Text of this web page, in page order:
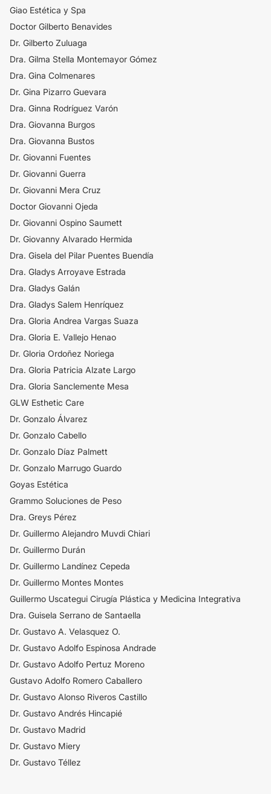
Giao Estética y Spa
Doctor Gilberto Benavides
Dr. Gilberto Zuluaga
Dra. Gilma Stella Montemayor Gómez
Dra. Gina Colmenares
Dr. Gina Pizarro Guevara
Dra. Ginna Rodríguez Varón
Dra. Giovanna Burgos
Dra. Giovanna Bustos
Dr. Giovanni Fuentes
Dr. Giovanni Guerra
Dr. Giovanni Mera Cruz
Doctor Giovanni Ojeda
Dr. Giovanni Ospino Saumett
Dr. Giovanny Alvarado Hermida
Dra. Gisela del Pilar Puentes Buendía
Dra. Gladys Arroyave Estrada
Dra. Gladys Galán
Dra. Gladys Salem Henríquez
Dra. Gloria Andrea Vargas Suaza
Dra. Gloria E. Vallejo Henao
Dr. Gloria Ordoñez Noriega
Dra. Gloria Patricia Alzate Largo
Dra. Gloria Sanclemente Mesa
GLW Esthetic Care
Dr. Gonzalo Álvarez
Dr. Gonzalo Cabello
Dr. Gonzalo Díaz Palmett
Dr. Gonzalo Marrugo Guardo
Goyas Estética
Grammo Soluciones de Peso
Dra. Greys Pérez
Dr. Guillermo Alejandro Muvdi Chiari
Dr. Guillermo Durán
Dr. Guillermo Landínez Cepeda
Dr. Guillermo Montes Montes
Guillermo Uscategui Cirugía Plástica y Medicina Integrativa
Dra. Guisela Serrano de Santaella
Dr. Gustavo A. Velasquez O.
Dr. Gustavo Adolfo Espinosa Andrade
Dr. Gustavo Adolfo Pertuz Moreno
Gustavo Adolfo Romero Caballero
Dr. Gustavo Alonso Riveros Castillo
Dr. Gustavo Andrés Hincapié
Dr. Gustavo Madrid
Dr. Gustavo Miery
Dr. Gustavo Téllez